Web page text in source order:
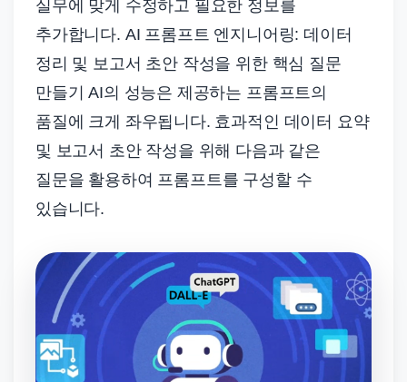
실무에 맞게 수정하고 필요한 정보를
추가합니다. AI 프롬프트 엔지니어링: 데이터
정리 및 보고서 초안 작성을 위한 핵심 질문
만들기 AI의 성능은 제공하는 프롬프트의
품질에 크게 좌우됩니다. 효과적인 데이터 요약
및 보고서 초안 작성을 위해 다음과 같은
질문을 활용하여 프롬프트를 구성할 수
있습니다.